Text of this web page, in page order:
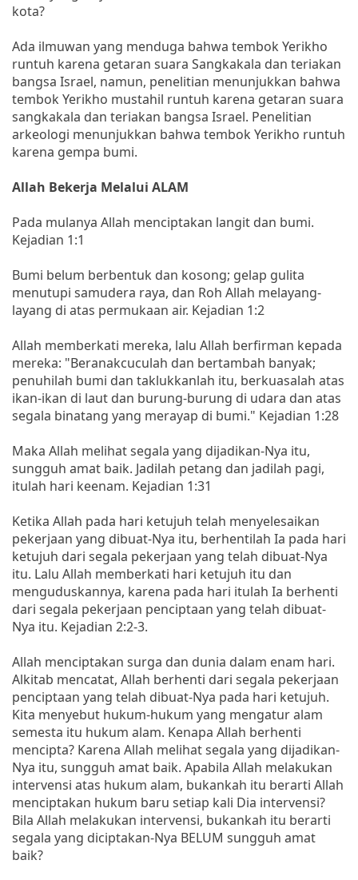
kota?
Ada ilmuwan yang menduga bahwa tembok Yerikho
runtuh karena getaran suara Sangkakala dan teriakan
bangsa Israel, namun, penelitian menunjukkan bahwa
tembok Yerikho mustahil runtuh karena getaran suara
sangkakala dan teriakan bangsa Israel. Penelitian
arkeologi menunjukkan bahwa tembok Yerikho runtuh
karena gempa bumi.
Allah Bekerja Melalui ALAM
Pada mulanya Allah menciptakan langit dan bumi.
Kejadian 1:1
Bumi belum berbentuk dan kosong; gelap gulita
menutupi samudera raya, dan Roh Allah melayang-
layang di atas permukaan air. Kejadian 1:2
Allah memberkati mereka, lalu Allah berfirman kepada
mereka: "Beranakcuculah dan bertambah banyak;
penuhilah bumi dan taklukkanlah itu, berkuasalah atas
ikan-ikan di laut dan burung-burung di udara dan atas
segala binatang yang merayap di bumi." Kejadian 1:28
Maka Allah melihat segala yang dijadikan-Nya itu,
sungguh amat baik. Jadilah petang dan jadilah pagi,
itulah hari keenam. Kejadian 1:31
Ketika Allah pada hari ketujuh telah menyelesaikan
pekerjaan yang dibuat-Nya itu, berhentilah Ia pada hari
ketujuh dari segala pekerjaan yang telah dibuat-Nya
itu. Lalu Allah memberkati hari ketujuh itu dan
menguduskannya, karena pada hari itulah Ia berhenti
dari segala pekerjaan penciptaan yang telah dibuat-
Nya itu. Kejadian 2:2-3.
Allah menciptakan surga dan dunia dalam enam hari.
Alkitab mencatat, Allah berhenti dari segala pekerjaan
penciptaan yang telah dibuat-Nya pada hari ketujuh.
Kita menyebut hukum-hukum yang mengatur alam
semesta itu hukum alam. Kenapa Allah berhenti
mencipta? Karena Allah melihat segala yang dijadikan-
Nya itu, sungguh amat baik. Apabila Allah melakukan
intervensi atas hukum alam, bukankah itu berarti Allah
menciptakan hukum baru setiap kali Dia intervensi?
Bila Allah melakukan intervensi, bukankah itu berarti
segala yang diciptakan-Nya BELUM sungguh amat
baik?